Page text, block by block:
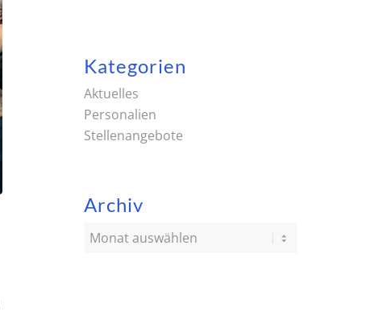
Kategorien
Aktuelles
Personalien
Stellenangebote
Archiv